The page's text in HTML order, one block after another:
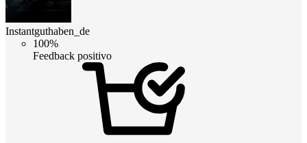
Instantguthaben_de
100%
Feedback positivo